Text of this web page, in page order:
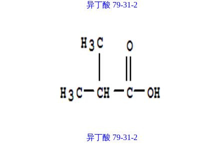
异丁酸 79-31-2
异丁酸 79-31-2